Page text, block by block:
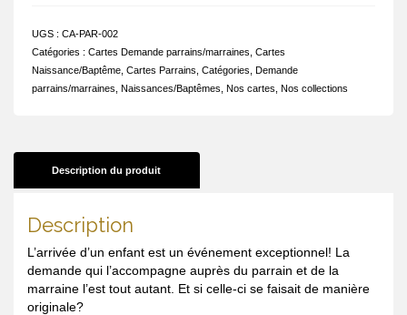
UGS : CA-PAR-002
Catégories : Cartes Demande parrains/marraines Cartes
Naissance/Baptême Cartes Parrains Catégories Demande
parrains/marraines Naissances/Baptêmes Nos cartes Nos collections
Description du produit
Description
L’arrivée d’un enfant est un événement exceptionnel! La
demande qui l’accompagne auprès du parrain et de la
marraine l’est tout autant. Et si celle-ci se faisait de manière
originale?